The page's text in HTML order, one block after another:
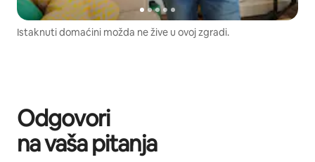
Istaknuti domaćini možda ne žive u ovoj zgradi.
Odgovori
na vaša pitanja